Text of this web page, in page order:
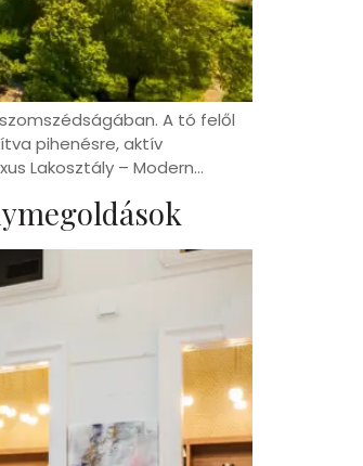
A tó felől
pihenésre, aktív
Lakosztály – Modern…